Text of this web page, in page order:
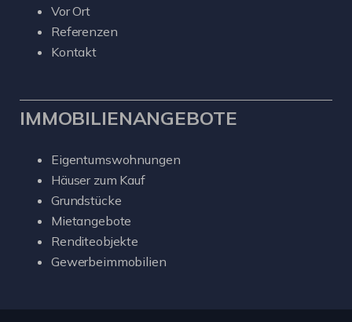
Vor Ort
Referenzen
Kontakt
IMMOBILIENANGEBOTE
Eigentumswohnungen
Häuser zum Kauf
Grundstücke
Mietangebote
Renditeobjekte
Gewerbeimmobilien